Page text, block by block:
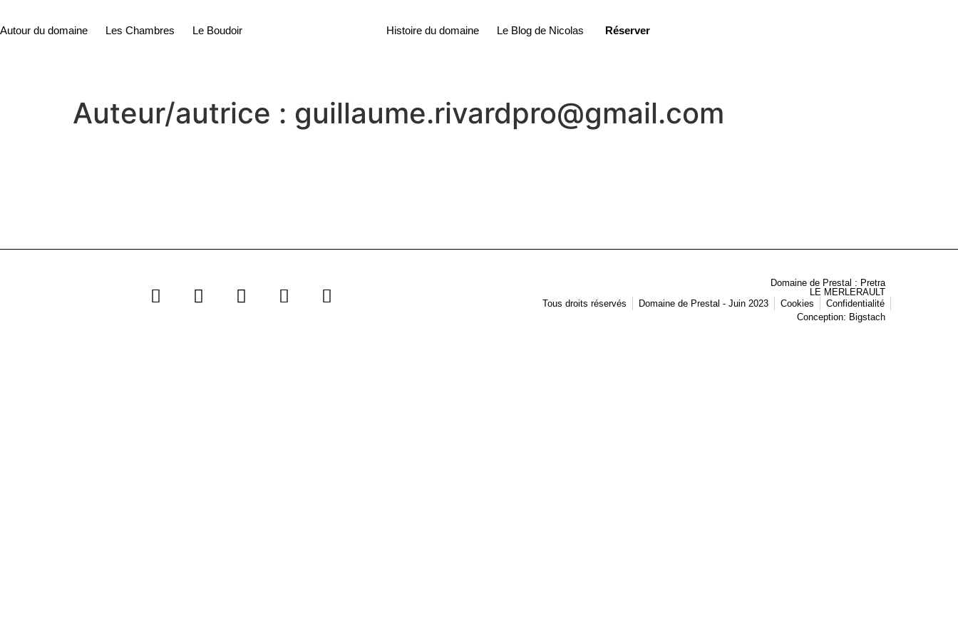
Autour du domaine Les Chambres Le Boudoir Histoire du domaine Le Blog de Nicolas Réserver
Auteur/autrice : guillaume.rivardpro@gmail.com
Domaine de Prestal : Pretra
LE MERLERAULT
Tous droits réservés
Domaine de Prestal - Juin 2023 Cookies
Confidentialité
Conception: Bigstach